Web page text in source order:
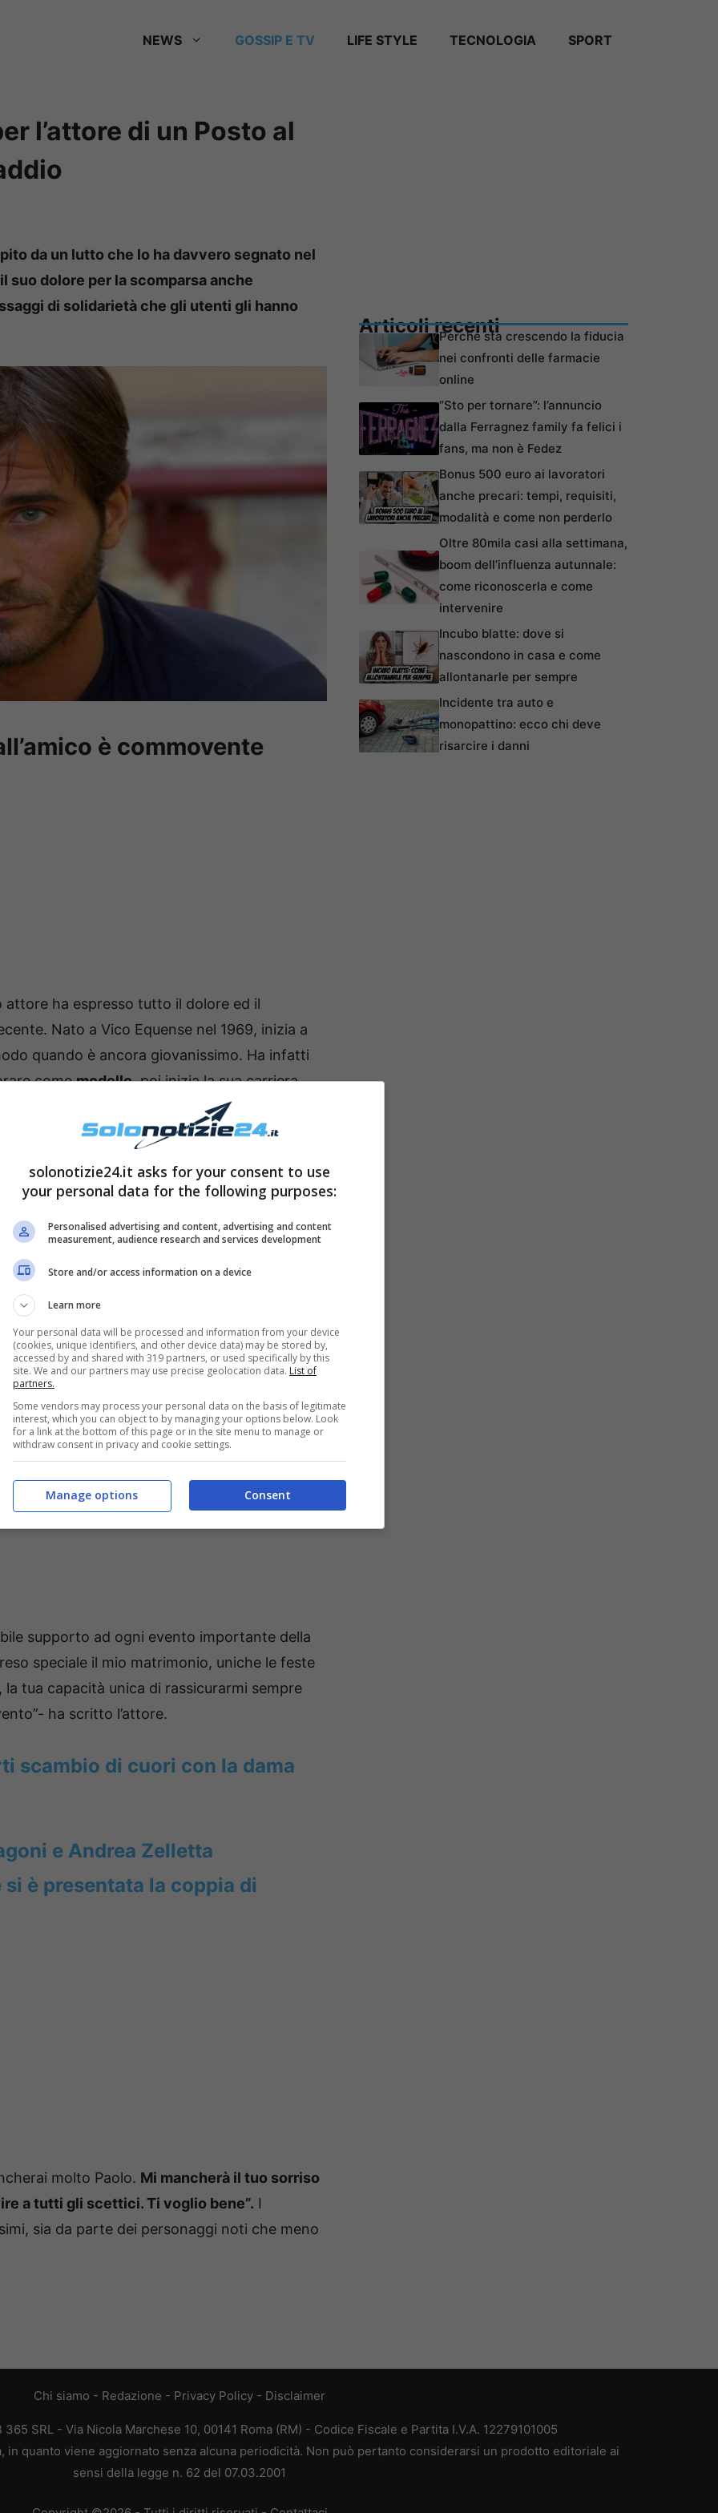
NEWS GOSSIP E TV LIFE STYLE TECNOLOGIA SPORT
l’attore di un Posto al
da un lutto che lo ha davvero segnato nel
suo dolore per la scomparsa anche
di solidarietà che gli utenti gli hanno
è commovente
attore ha espresso tutto il dolore ed il
Nato a Vico Equense nel 1969, inizia a
quando è ancora giovanissimo. Ha infatti
comemodello, poi inizia la sua carriera
corsi e perfezionando la dizione. Oggi è un
sui social. Sul suo profiloInstagram
e condivide con loro parte della sua
sulla sua paginaInstagram
Paolo. A corredo dello scatto, Maurizio ha
come un pugno allo stomaco a tutti.
ha fatto il giro del web
supporto ad ogni evento importante della
speciale il mio matrimonio, uniche le feste
la tua capacità unica di rassicurarmi sempre
ha scritto l’attore.
scambio di cuori con la dama
e Andrea Zelletta
è presentata la coppia di
molto Paolo. Mi mancherà il tuo sorriso
a tutti gli scettici. Ti voglio bene”. I
sia da parte dei personaggi noti che meno
Articoli recentiPerché sta crescendo la fiducia
nei confronti delle farmacie
online
“Sto per tornare”: l’annuncio
dalla Ferragnez family fa felici i
fans, ma non è Fedez
Bonus 500 euro ai lavoratori
anche precari: tempi, requisiti,
modalità e come non perderlo
Oltre 80mila casi alla settimana,
boom dell’influenza autunnale:
come riconoscerla e come
intervenire
Incubo blatte: dove si
nascondono in casa e come
allontanarle per sempre
Incidente tra auto e
monopattino: ecco chi deve
risarcire i danni
Chi siamo - Redazione - Privacy Policy - Disclaimer
SRL - Via Nicola Marchese 10, 00141 Roma (RM) - Codice Fiscale e Partita I.V.A. 12279101005
quanto viene aggiornato senza alcuna periodicità. Non può pertanto considerarsi un prodotto editoriale ai
sensi della legge n. 62 del 07.03.2001
solonotizie24.it asks for your consent to use
your personal data for the following purposes:
Personalised advertising and content, advertising and content
measurement, audience research and services development
Store and/or access information on a device
Learn more
Your personal data will be processed and information from your device
(cookies, unique identifiers, and other device data) may be stored by,
accessed by and shared with 319 partners, or used specifically by this
site. We and our partners may use precise geolocation data. List of
partners.
Some vendors may process your personal data on the basis of legitimate
interest, which you can object to by managing your options below. Look
for a link at the bottom of this page or in the site menu to manage or
withdraw consent in privacy and cookie settings.
Consent
Manage options